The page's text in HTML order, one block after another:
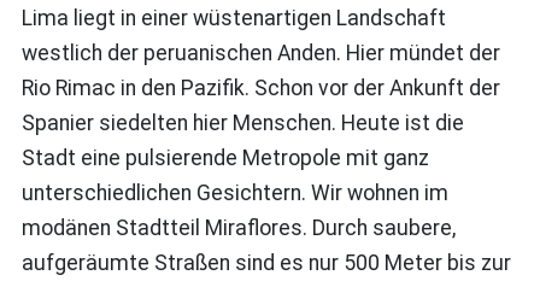
Lima liegt in einer wüstenartigen Landschaft
westlich der peruanischen Anden. Hier mündet der
Rio Rimac in den Pazifik. Schon vor der Ankunft der
Spanier siedelten hier Menschen. Heute ist die
Stadt eine pulsierende Metropole mit ganz
unterschiedlichen Gesichtern. Wir wohnen im
modänen Stadtteil Miraflores. Durch saubere,
aufgeräumte Straßen sind es nur 500 Meter bis zur